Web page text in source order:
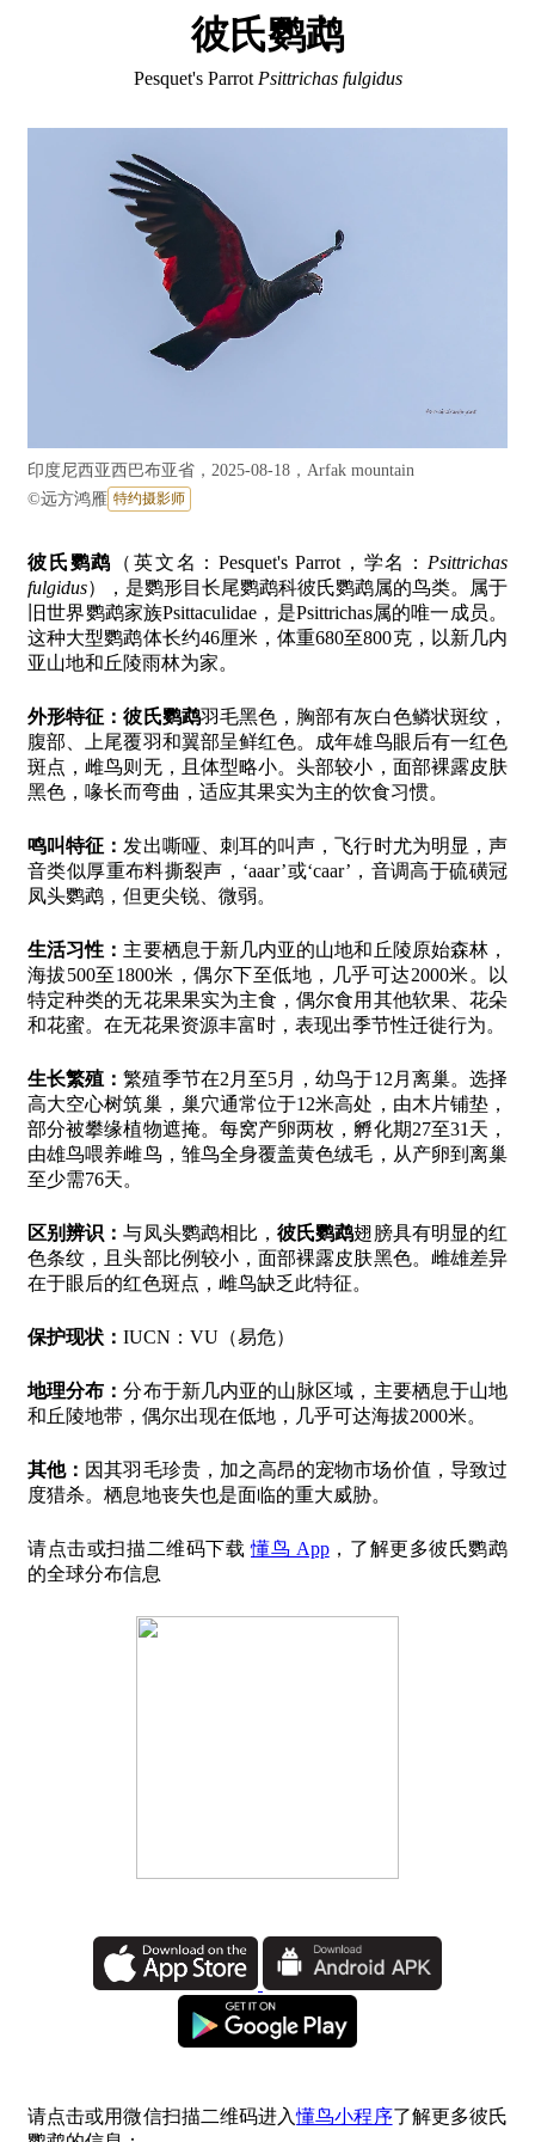
彼氏鹦鹉
Pesquet's Parrot Psittrichas fulgidus
印度尼西亚西巴布亚省，2025-08-18，Arfak mountain
©远方鸿雁 特约摄影师
彼氏鹦鹉 （英文名：Pesquet's Parrot，学名： Psittrichas
fulgidus），是鹦形目长尾鹦鹉科彼氏鹦鹉属的鸟类。属于
旧世界鹦鹉家族Psittaculidae，是Psittrichas属的唯一成员。
这种大型鹦鹉体长约46厘米，体重680至800克，以新几内
亚山地和丘陵雨林为家。
外形特征：彼氏鹦鹉羽毛黑色，胸部有灰白色鳞状斑纹，
腹部、上尾覆羽和翼部呈鲜红色。成年雄鸟眼后有一红色
斑点，雌鸟则无，且体型略小。头部较小，面部裸露皮肤
黑色，喙长而弯曲，适应其果实为主的饮食习惯。
鸣叫特征： 发出嘶哑、刺耳的叫声，飞行时尤为明显，声
音类似厚重布料撕裂声，‘aaar’或‘caar’，音调高于硫磺冠
凤头鹦鹉，但更尖锐、微弱。
生活习性： 主要栖息于新几内亚的山地和丘陵原始森林，
海拔500至1800米，偶尔下至低地，几乎可达2000米。以
特定种类的无花果果实为主食，偶尔食用其他软果、花朵
和花蜜。在无花果资源丰富时，表现出季节性迁徙行为。
生长繁殖：繁殖季节在2月至5月，幼鸟于12月离巢。选择
高大空心树筑巢，巢穴通常位于12米高处，由木片铺垫，
部分被攀缘植物遮掩。每窝产卵两枚，孵化期27至31天，
由雄鸟喂养雌鸟，雏鸟全身覆盖黄色绒毛，从产卵到离巢
至少需76天。
区别辨识：与凤头鹦鹉相比，彼氏鹦鹉翅膀具有明显的红
色条纹，且头部比例较小，面部裸露皮肤黑色。雌雄差异
在于眼后的红色斑点，雌鸟缺乏此特征。
保护现状： IUCN：VU（易危）
地理分布：分布于新几内亚的山脉区域，主要栖息于山地
和丘陵地带，偶尔出现在低地，几乎可达海拔2000米。
其他： 因其羽毛珍贵，加之高昂的宠物市场价值，导致过
度猎杀。栖息地丧失也是面临的重大威胁。
请点击或扫描二维码下载懂鸟 App，了解更多彼氏鹦鹉
的全球分布信息
请点击或用微信扫描二维码进入懂鸟小程序了解更多彼氏